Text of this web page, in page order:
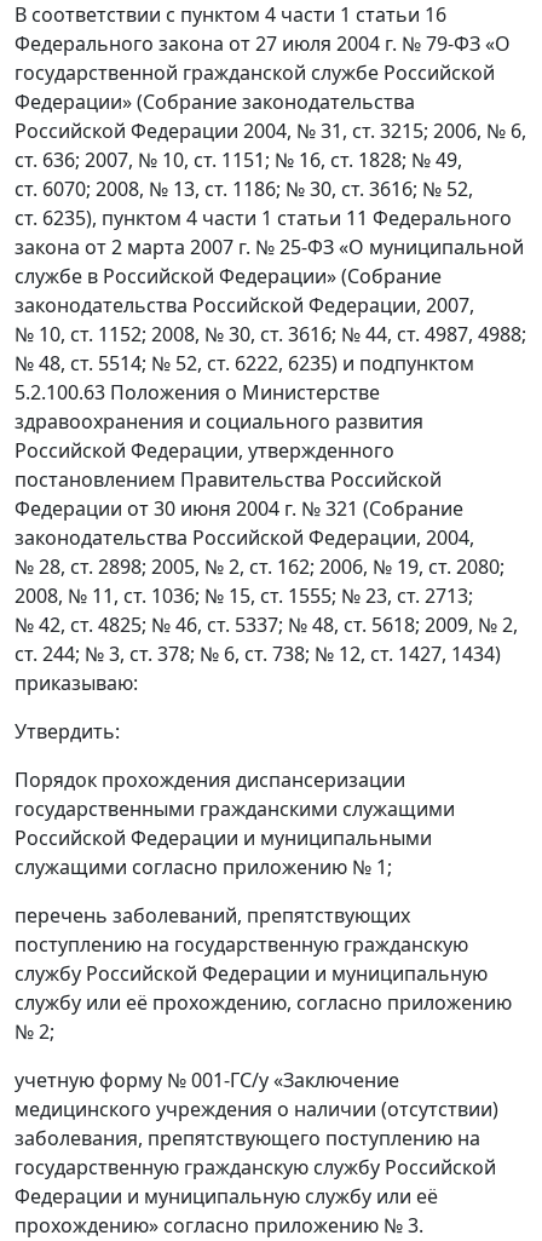
В соответствии с пунктом 4 части 1 статьи 16
Федерального закона от 27 июля 2004 г. № 79-ФЗ «О
государственной гражданской службе Российской
Федерации» (Собрание законодательства
Российской Федерации 2004, № 31, ст. 3215; 2006, № 6,
ст. 636; 2007, № 10, ст. 1151; № 16, ст. 1828; № 49,
ст. 6070; 2008, № 13, ст. 1186; № 30, ст. 3616; № 52,
ст. 6235), пунктом 4 части 1 статьи 11 Федерального
закона от 2 марта 2007 г. № 25-ФЗ «О муниципальной
службе в Российской Федерации» (Собрание
законодательства Российской Федерации, 2007,
№ 10, ст. 1152; 2008, № 30, ст. 3616; № 44, ст. 4987, 4988;
№ 48, ст. 5514; № 52, ст. 6222, 6235) и подпунктом
5.2.100.63 Положения о Министерстве
здравоохранения и социального развития
Российской Федерации, утвержденного
постановлением Правительства Российской
Федерации от 30 июня 2004 г. № 321 (Собрание
законодательства Российской Федерации, 2004,
№ 28, ст. 2898; 2005, № 2, ст. 162; 2006, № 19, ст. 2080;
2008, № 11, ст. 1036; № 15, ст. 1555; № 23, ст. 2713;
№ 42, ст. 4825; № 46, ст. 5337; № 48, ст. 5618; 2009, № 2,
ст. 244; № 3, ст. 378; № 6, ст. 738; № 12, ст. 1427, 1434)
приказываю:
Утвердить:
Порядок прохождения диспансеризации
государственными гражданскими служащими
Российской Федерации и муниципальными
служащими согласно приложению № 1;
перечень заболеваний, препятствующих
поступлению на государственную гражданскую
службу Российской Федерации и муниципальную
службу или её прохождению, согласно приложению
№ 2;
учетную форму № 001-ГС/у «Заключение
медицинского учреждения о наличии (отсутствии)
заболевания, препятствующего поступлению на
государственную гражданскую службу Российской
Федерации и муниципальную службу или её
прохождению» согласно приложению № 3.